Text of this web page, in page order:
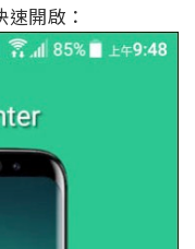
開啟：